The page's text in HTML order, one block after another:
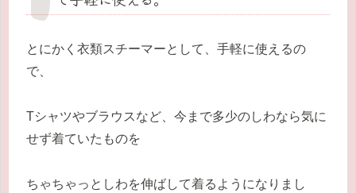
とにかく衣類スチーマーとして、手軽に使えるの
で、
Tシャツやブラウスなど、今まで多少のしわなら気に
せず着ていたものを
ちゃちゃっとしわを伸ばして着るようになりまし